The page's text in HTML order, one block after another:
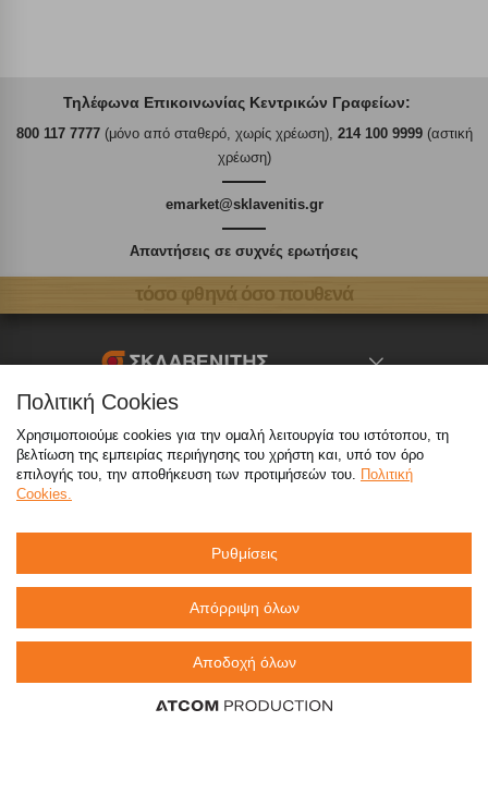
Τηλέφωνα Επικοινωνίας Κεντρικών Γραφείων:
800 117 7777(μόνο από σταθερό, χωρίς χρέωση), 214 100 9999(αστική
χρέωση)
emarket@sklavenitis.gr
Απαντήσεις σε συχνές ερωτήσεις
τόσο φθηνά όσο πουθενά
Καταστήματα
eMarket
800 117 7777 (μόνο από σταθερό, χωρίς χρέωση),
214 100 9999 (αστική χρέωση)
info@sklavenitis.gr
Όροι Χρήσης Πολιτική Απορρήτου
Πολιτική Cookies
Χρησιμοποιούμε cookies για την ομαλή λειτουργία του ιστότοπου, τη
βελτίωση της εμπειρίας περιήγησης του χρήστη και, υπό τον όρο
επιλογής του, την αποθήκευση των προτιμήσεών του. Πολιτική
Cookies.
Ρυθμίσεις
Απόρριψη όλων
Αποδοχή όλων